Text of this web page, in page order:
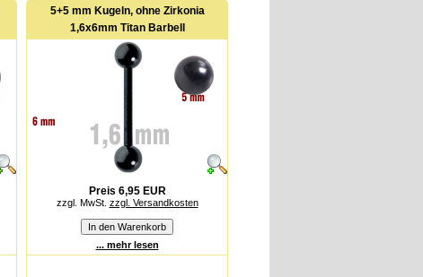
5+5 mm Kugeln, ohne Zirkonia
1,6x6mm Titan Barbell
Preis 6,95 EUR
zzgl. MwSt. zzgl. Versandkosten
... mehr lesen